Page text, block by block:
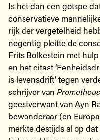
Is het dan een gotspe
conservatieve
rijk der vergetelheid
negentig pleitte de
Frits Bolkestein met
en het citaat
is levensdrift’ tegen
schrijver van Prometheus
geestverwant van Ayn
bewonderaar (en
merkte destijds al op